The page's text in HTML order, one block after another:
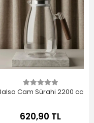
Cam Sürahi 2200 cc
620,90 TL